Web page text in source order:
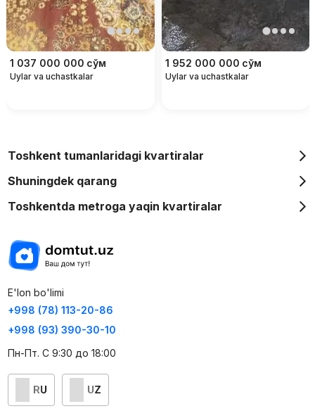
1 037 000 000 сўм
Uylar va uchastkalar
1 952 000 000 сўм
Uylar va uchastkalar
Toshkent tumanlaridagi kvartiralar
Shuningdek qarang
Toshkentda metroga yaqin kvartiralar
E'lon bo'limi
+998 (78) 113-20-86
+998 (93) 390-30-10
Пн-Пт. С 9:30 до 18:00
RU UZ